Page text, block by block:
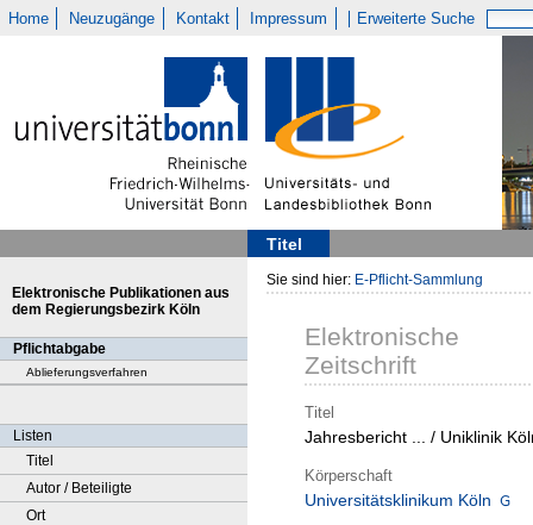
Home Neuzugänge Kontakt Impressum Erweiterte Suche
Titel
Elektronische Publikationen aus
dem Regierungsbezirk Köln
Pflichtabgabe
Ablieferungsverfahren
Listen
Titel
Autor / Beteiligte
Ort
Sie sind hier: E-Pflicht-Sammlung
Elektronische
Zeitschrift
Titel
Jahresbericht ... / Uniklinik
Körperschaft
Universitätsklinikum Köln